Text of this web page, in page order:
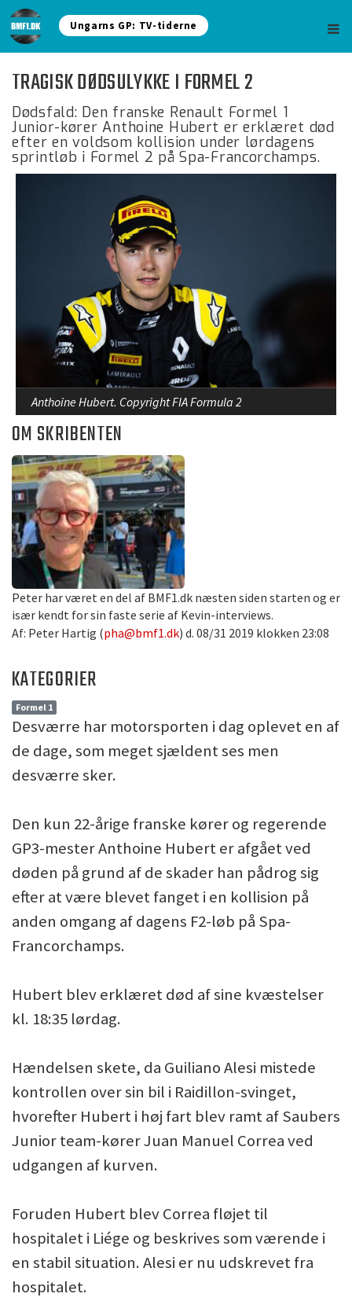
Ungarns GP: TV-tiderne
TRAGISK DØDSULYKKE I FORMEL 2
Dødsfald: Den franske Renault Formel 1
Junior-kører Anthoine Hubert er erklæret død
efter en voldsom kollision under lørdagens
sprintløb i Formel 2 på Spa-Francorchamps.
Anthoine Hubert. Copyright FIA Formula 2
OM SKRIBENTEN
Peter har været en del af BMF1.dk næsten siden starten og er
især kendt for sin faste serie af Kevin-interviews.
Af: Peter Hartig (pha@bmf1.dk) d. 08/31 2019 klokken 23:08
KATEGORIER
Formel 1
Desværre har motorsporten i dag oplevet en af
de dage, som meget sjældent ses men
desværre sker.
Den kun 22-årige franske kører og regerende
GP3-mester Anthoine Hubert er afgået ved
døden på grund af de skader han pådrog sig
efter at være blevet fanget i en kollision på
anden omgang af dagens F2-løb på Spa-
Francorchamps.
Hubert blev erklæret død af sine kvæstelser
kl. 18:35 lørdag.
Hændelsen skete, da Guiliano Alesi mistede
kontrollen over sin bil i Raidillon-svinget,
hvorefter Hubert i høj fart blev ramt af Saubers
Junior team-kører Juan Manuel Correa ved
udgangen af kurven.
Foruden Hubert blev Correa fløjet til
hospitalet i Liége og beskrives som værende i
en stabil situation. Alesi er nu udskrevet fra
hospitalet.